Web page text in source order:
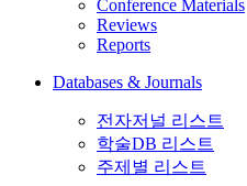
Conference Materials
Reviews
Reports
Databases & Journals
전자저널 리스트
학술DB 리스트
주제별 리스트